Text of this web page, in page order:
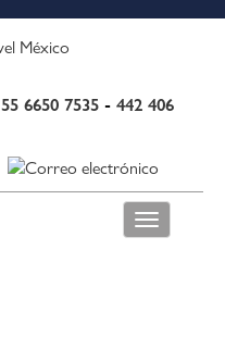
55 6650 7535 - 442 406
Toggle
navigation